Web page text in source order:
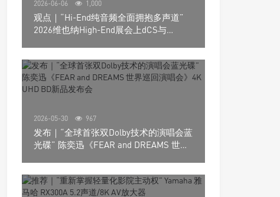
2026-06-06 1,000
观点｜“Hi-End纯音频全面拥抱多声道”
2026维也纳High-End展会上dCS与
2026-05-30 967
发布｜“全球首张双Dolby技术的演唱会蓝
光碟” 陈奕迅《FEAR and DREAMS 世界